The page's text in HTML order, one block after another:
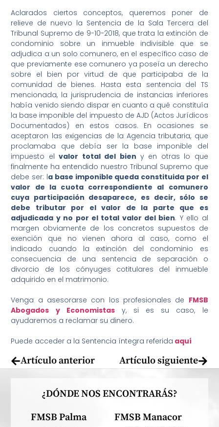
Aclarados ciertos conceptos, queremos poner de
relieve de nuevo la Sentencia de la Sala Tercera del
Tribunal Supremo de 9-10-2018, que trata la extinción de
condominio sobre un inmueble indivisible que se
adjudica a un solo comunero, en el específico caso de
que previamente ese comunero ya poseía un derecho
sobre el bien por virtud de que participaba de la
comunidad de bienes. Hasta esta sentencia del TS
mencionada, la jurisprudencia de instancias inferiores
había venido siendo dispar en cuanto a qué constituía
la base imponible del impuesto de AJD (Actos Jurídicos
Documentados) en estos casos. En ocasiones se
aceptaron las exigencias de la Agencia tributaria, que
proclamaba que debía ser la base imponible del
impuesto elvalor total del bien y en otras lo que
finalmente ha entendido nuestro Tribunal Supremo que
debe ser: la base imponible queda constituida por el
valor de la cuota correspondiente al comunero
cuya participación desaparece, es decir, sólo se
debe tributar por el valor de la parte que es
adjudicada y no por el total valor del bien. Y ello al
margen obviamente de los concretos supuestos de
exención que no vienen ahora al caso, como el
indicado cuando la extinción del condominio es
consecuencia de una sentencia de separación o
divorcio de los cónyuges cotitulares del inmueble
adquirido en el matrimonio.
Venga a asesorarse con los profesionales de FMSB
Abogados y Economistasy, si es su caso, le
ayudaremos a reclamar su dinero.
Puede acceder a la Sentencia íntegra referida aquí
Artículo anterior Artículo siguiente
¿DÓNDE NOS ENCONTRARÁS?
FMSB Palma
FMSB Manacor